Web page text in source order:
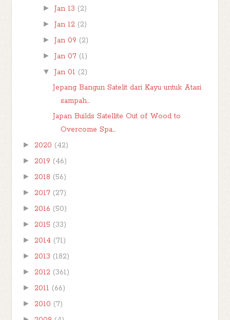
► Jan 13 (2)
► Jan 12 (2)
► Jan 09 (2)
► Jan 07 (1)
▼ Jan 01 (2)
Jepang Bangun Satelit dari Kayu untuk Atasi
sampah...
Japan Builds Satellite Out of Wood to
Overcome Spa...
► 2020 (42)
► 2019 (46)
► 2018 (56)
► 2017 (27)
► 2016 (50)
► 2015 (33)
► 2014 (71)
► 2013 (182)
► 2012 (361)
► 2011 (66)
► 2010 (7)